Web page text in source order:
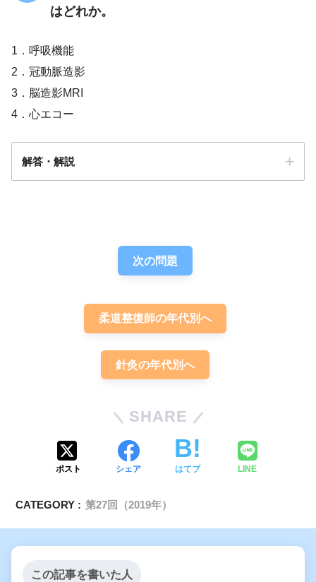
はどれか。
1．呼吸機能
2．冠動脈造影
3．脳造影MRI
4．心エコー
解答・解説
肺癌
次の問題
柔道整復師の年代別へ
針灸の年代別へ
SHARE
ポスト シェア はてブ LINE
CATEGORY : 第27回（2019年）
この記事を書いた人